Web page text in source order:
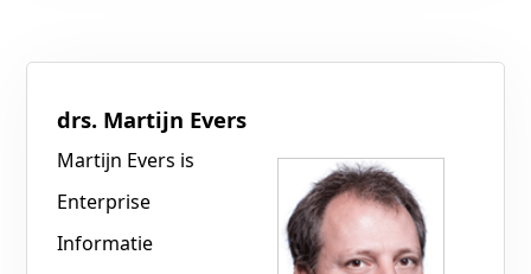
drs. Martijn Evers
Martijn Evers is
Enterprise
Informatie